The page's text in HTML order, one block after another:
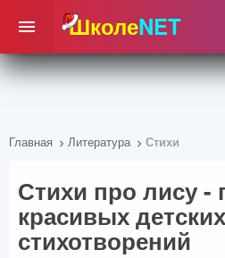
 ШколеNET
Главная  Литература  Стихи
Стихи про лису -
красивых детских
стихотворений